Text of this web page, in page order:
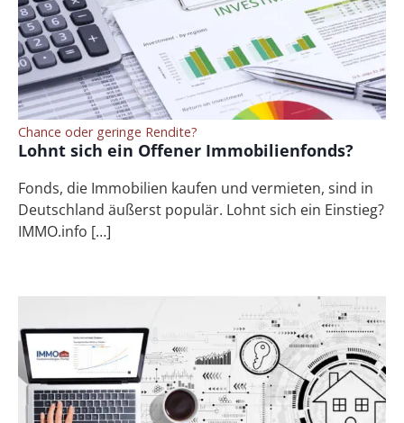
Chance oder geringe Rendite?
Lohnt sich ein Offener Immobilienfonds?
Fonds, die Immobilien kaufen und vermieten, sind in
Deutschland äußerst populär. Lohnt sich ein Einstieg?
IMMO.info […]